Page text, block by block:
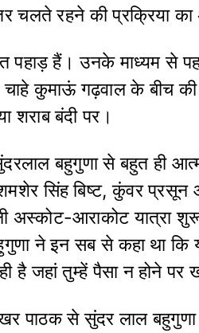
चलते रहने की प्रक्रिया का
पहाड़ हैं। उनके माध्यम से
चाहे कुमाऊं गढ़वाल के बीच
शराब बंदी पर।
बहुगुणा से बहुत ही
सिंह बिष्ट, कुंवर
अस्कोट-आराकोट यात्रा
ने इन सब से कहा था कि
है जहां तुम्हें पैसा न होने पर
पाठक से सुंदर लाल